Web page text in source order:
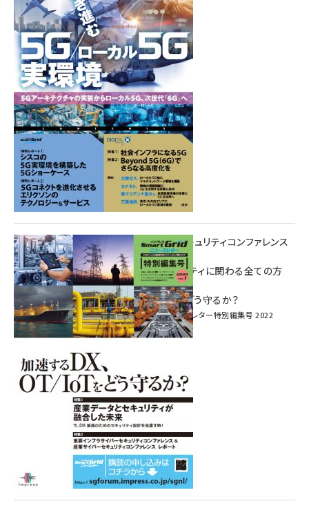
Summer
重要インフラサイバーセキュリティコンファレンス
特別電子版！
― 産業サイバーセキュリティに関わる全ての方
へ！ ―
加速するDX、OT/IoTをどう守るか？
インプレス SmartGridニューズレター特別編集号 2022
Vol.1